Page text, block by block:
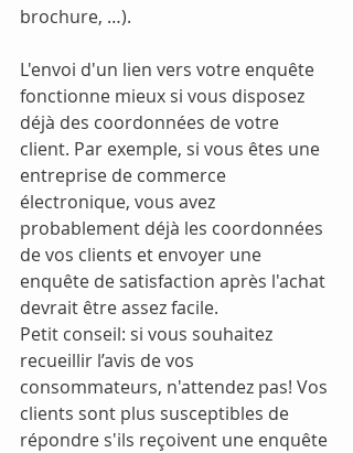
brochure, …).
L'envoi d'un lien vers votre enquête
fonctionne mieux si vous disposez
déjà des coordonnées de votre
client. Par exemple, si vous êtes une
entreprise de commerce
électronique, vous avez
probablement déjà les coordonnées
de vos clients et envoyer une
enquête de satisfaction après l'achat
devrait être assez facile.
Petit conseil: si vous souhaitez
recueillir l’avis de vos
consommateurs, n'attendez pas! Vos
clients sont plus susceptibles de
répondre s'ils reçoivent une enquête